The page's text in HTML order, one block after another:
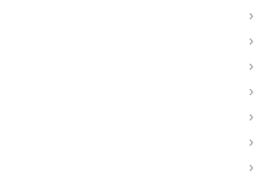
›
›
›
›
›
›
›